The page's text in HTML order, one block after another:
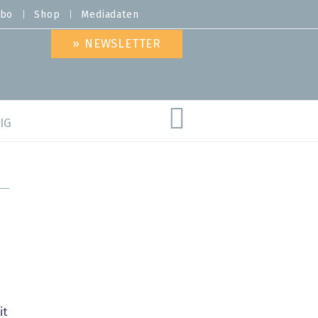
Shop Mediadaten
» NEWSLETTER